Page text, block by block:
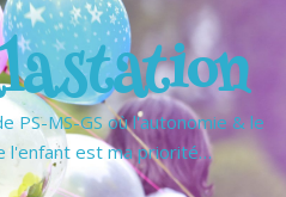
PS-MS-GS où l'autonomie & le
l'enfant est ma priorité…